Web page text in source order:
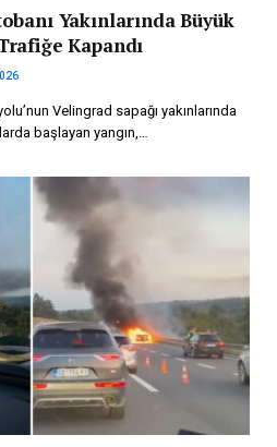
Yakınlarında Büyük
Kapandı
Velingrad sapağı yakınlarında
başlayan yangın,…